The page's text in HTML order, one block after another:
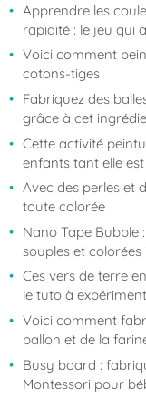
Apprendre les
rapidité : le jeu qui
Voici comment
cotons-tiges
Fabriquez des
grâce à cet
Cette activité
enfants tant elle
Avec des perles et
toute colorée
Nano Tape Bubble
souples et colorées
Ces vers de terre
le tuto à
Voici comment
ballon et de la
Busy board :
Montessori pour